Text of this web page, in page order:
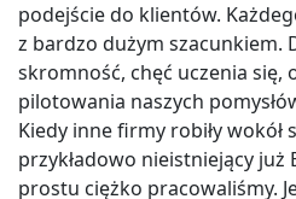
podejście do klientów.
z bardzo dużym szacunkiem.
skromność, chęć uczenia się,
pilotowania naszych
Kiedy inne firmy robiły wokół
przykładowo nieistniejący już
prostu ciężko pracowaliśmy.